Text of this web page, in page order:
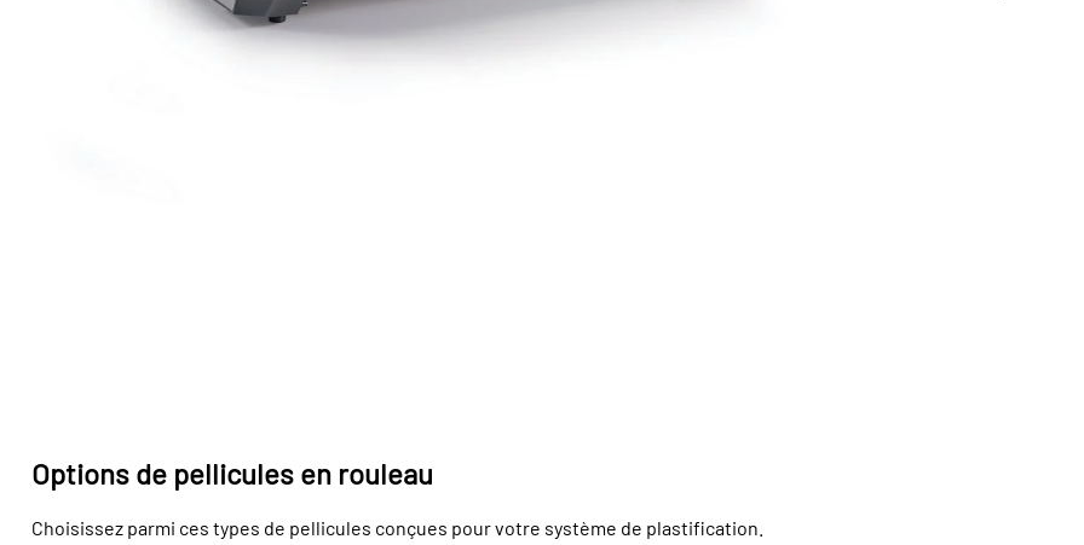
Options de pellicules en rouleau
Choisissez parmi ces types de pellicules conçues pour votre système de plastification.